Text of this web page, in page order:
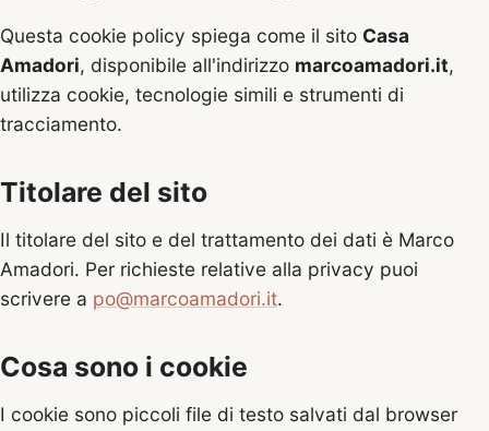
Questa cookie policy spiega come il sito Casa
Amadori, disponibile all'indirizzo marcoamadori.it,
utilizza cookie, tecnologie simili e strumenti di
tracciamento.
Titolare del sito
Il titolare del sito e del trattamento dei dati è Marco
Amadori. Per richieste relative alla privacy puoi
scrivere a po@marcoamadori.it.
Cosa sono i cookie
I cookie sono piccoli file di testo salvati dal browser